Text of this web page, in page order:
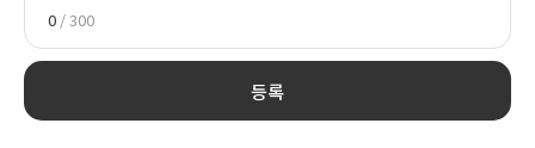
0 / 300
등록